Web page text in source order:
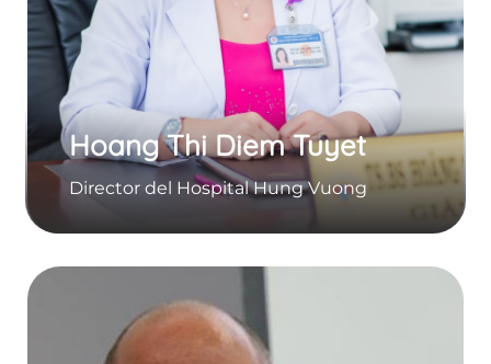
Hoang Thi Diem Tuyet
Director del Hospital Hung Vuong